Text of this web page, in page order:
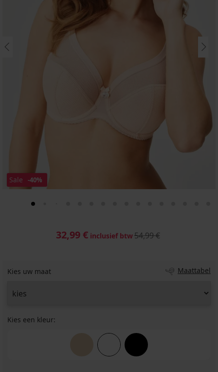
Sale -40%
32,99 € inclusief btw54,99 €
Kies uw maat Maattabel
Kies een kleur: